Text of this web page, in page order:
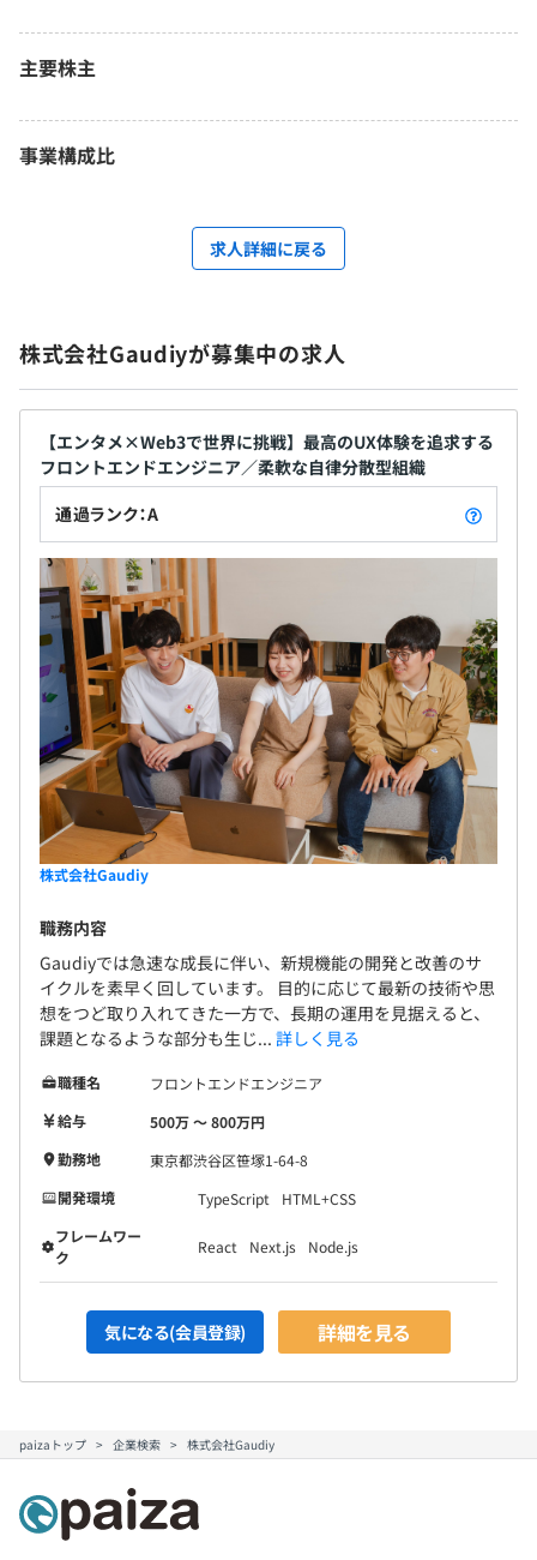
主要株主
事業構成比
求人詳細に戻る
株式会社Gaudiyが募集中の求人
【エンタメ×Web3で世界に挑戦】最高のUX体験を追求する
フロントエンドエンジニア／柔軟な自律分散型組織
通過ランク：A
株式会社Gaudiy
職務内容
Gaudiyでは急速な成長に伴い、新規機能の開発と改善のサ
イクルを素早く回しています。 目的に応じて最新の技術や思
想をつど取り入れてきた一方で、長期の運用を見据えると、
課題となるような部分も生じ... 詳しく見る
職種名
フロントエンドエンジニア
給与
500万 〜 800万円
勤務地
東京都渋谷区笹塚1-64-8
開発環境
TypeScript
HTML+CSS
フレームワー
ク
React Next.js Node.js
気になる(会員登録) 詳細を見る
paizaトップ 企業検索 株式会社Gaudiy